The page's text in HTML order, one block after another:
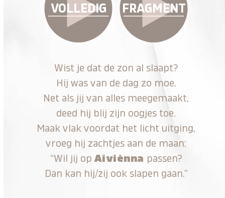
VOLLEDIG FRAGMENT
Wist je dat de zon al slaapt?
Hij was van de dag zo moe.
Net als jij van alles meegemaakt,
deed hij blij zijn oogjes toe.
Maak vlak voordat het licht uitging,
vroeg hij zachtjes aan de maan:
“Wil jij op Aiviènna passen?
Dan kan hij/zij ook slapen gaan.”